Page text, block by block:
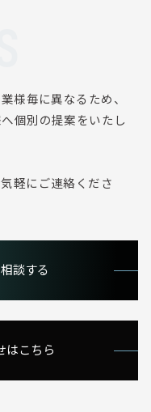
様毎に異なるため、
個別の提案をいたし
軽にご連絡くださ
談する
はこちら